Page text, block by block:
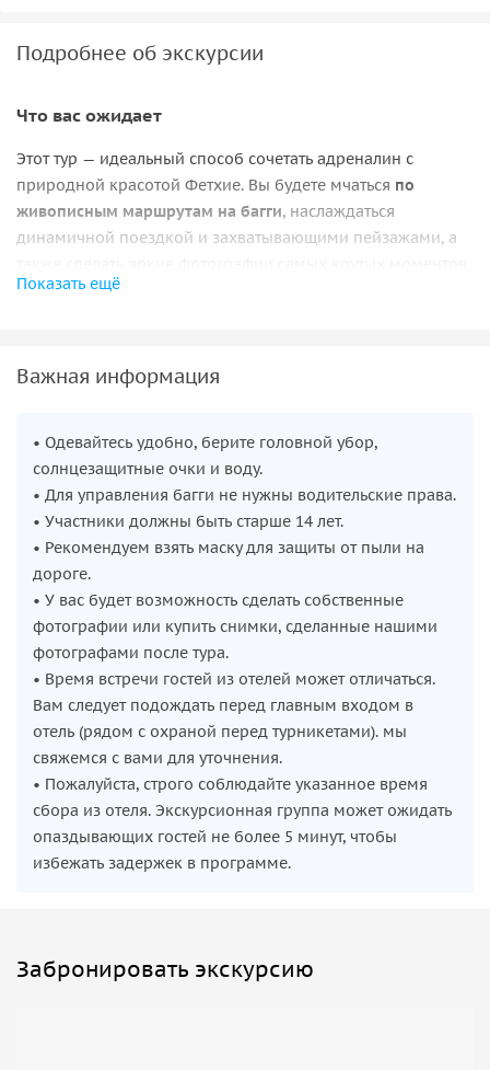
Подробнее об экскурсии
Что вас ожидает
Этот тур — идеальный способ сочетать адреналин с
природной красотой Фетхие. Вы будете мчаться по
живописным маршрутам на багги, наслаждаться
динамичной поездкой и захватывающими пейзажами, а
которые помогут вам освоиться с багги, дадут полезные
путешествия. Мы проведем
подробный инструктаж,
ответим на все вопросы и поддержим вас в пути.
Начало сафари на багги
Теперь пришло время проявить себя за рулем багги! Вас
ждетпоездка по бездорожью
мощь скорости, увидитеневероятные видыи насладитесь
чистым воздухом Фетхие. Водопады воды, взлетающие
из-под колес, добавят еще больше азарта в это
приключение.
Показать ещё
Важная информация
• Одевайтесь удобно, берите головной убор,
солнцезащитные очки и воду.
• Для управления багги не нужны водительские права.
• Участники должны быть старше 14 лет.
• Рекомендуем взять маску для защиты от пыли на
дороге.
• У вас будет возможность сделать собственные
фотографии или купить снимки, сделанные нашими
фотографами после тура.
• Время встречи гостей из отелей может отличаться.
Вам следует подождать перед главным входом в
отель (рядом с охраной перед турникетами). мы
свяжемся с вами для уточнения.
• Пожалуйста, строго соблюдайте указанное время
сбора из отеля. Экскурсионная группа может ожидать
опаздывающих гостей не более 5 минут, чтобы
избежать задержек в программе.
Забронировать экскурсию